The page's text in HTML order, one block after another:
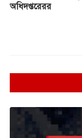
অধিদপ্তরেরর